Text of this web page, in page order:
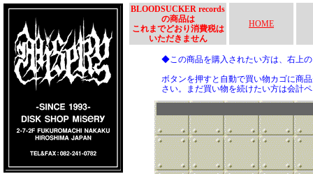
BLOODSUCKER records
の商品は
これまでどおり消費税は
いただきません
HOME
◆この商品を購入されたい方は、右上
ボタンを押すと自動で買い物カゴに商
さい。まだ買い物を続けたい方は会計